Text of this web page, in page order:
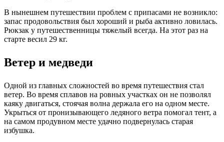
В нынешнем путешествии проблем с припасами не возникло:
запас продовольствия был хороший и рыба активно ловилась.
Рюкзак у путешественницы тяжелый всегда. На этот раз на
старте весил 29 кг.
Ветер и медведи
Одной из главных сложностей во время путешествия стал
ветер. Во время сплавов на ровных участках он не позволял
каяку двигаться, стоячая волна держала его на одном месте.
Укрыться от пронизывающего ледяного ветра помогал тент, а
на самом продувном месте удачно подвернулась старая
избушка.